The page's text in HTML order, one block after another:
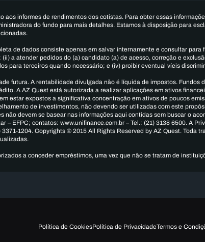
informes de rendimentos dos cotistas. Para obter essas
do fundo para mais detalhes. Estamos à disposição para
de dados consiste apenas em salvar internamente e consultar
a atender pedidos do (a) candidato (a) de acesso, correção e
para terceiros quando necessário; e (iv) proibir eventual víeis
futura. A rentabilidade divulgada não é líquida de impostos.
A AZ Quest está autorizada a realizar aplicações em ativos
estar expostos a significativa concentração em ativos de poucos
de investimentos, não devendo ser utilizadas com este
devem se basear nas informações aqui contidas sem buscar o
EFPC; contatos: www.unifinance.com.br – Tel.: (21) 3138 6500. A
1204. Copyrights ©️ 2015 All Rights Reserved by AZ Quest.
a conceder empréstimos, uma vez que não se tratam de
Política de CookiesPolítica de PrivacidadeTermos e